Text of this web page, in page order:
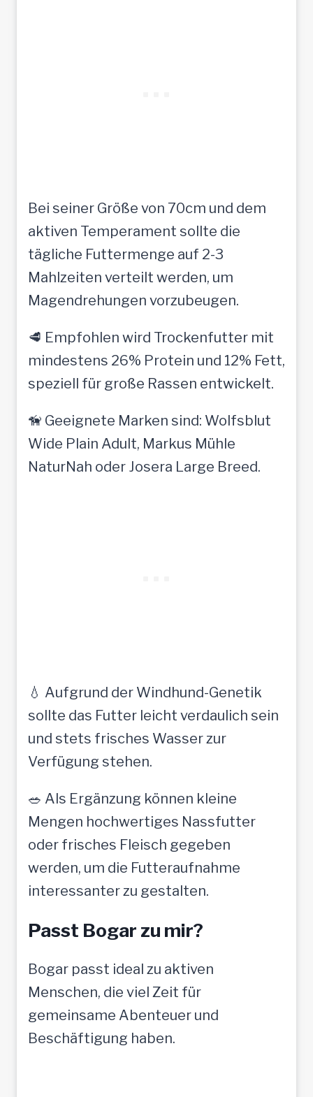
Bei seiner Größe von 70cm und dem
aktiven Temperament sollte die
tägliche Futtermenge auf 2-3
Mahlzeiten verteilt werden, um
Magendrehungen vorzubeugen.
🥩 Empfohlen wird Trockenfutter mit
mindestens 26% Protein und 12% Fett,
speziell für große Rassen entwickelt.
🦮 Geeignete Marken sind: Wolfsblut
Wide Plain Adult, Markus Mühle
NaturNah oder Josera Large Breed.
💧 Aufgrund der Windhund-Genetik
sollte das Futter leicht verdaulich sein
und stets frisches Wasser zur
Verfügung stehen.
🥗 Als Ergänzung können kleine
Mengen hochwertiges Nassfutter
oder frisches Fleisch gegeben
werden, um die Futteraufnahme
interessanter zu gestalten.
Passt Bogar zu mir?
Bogar passt ideal zu aktiven
Menschen, die viel Zeit für
gemeinsame Abenteuer und
Beschäftigung haben.